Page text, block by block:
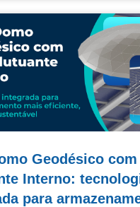
Geodésico
Interno:
para